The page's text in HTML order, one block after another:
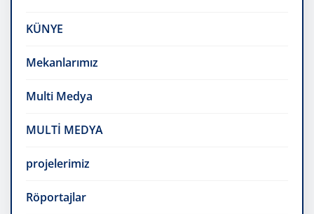
KÜNYE
Mekanlarımız
Multi Medya
MULTİ MEDYA
projelerimiz
Röportajlar